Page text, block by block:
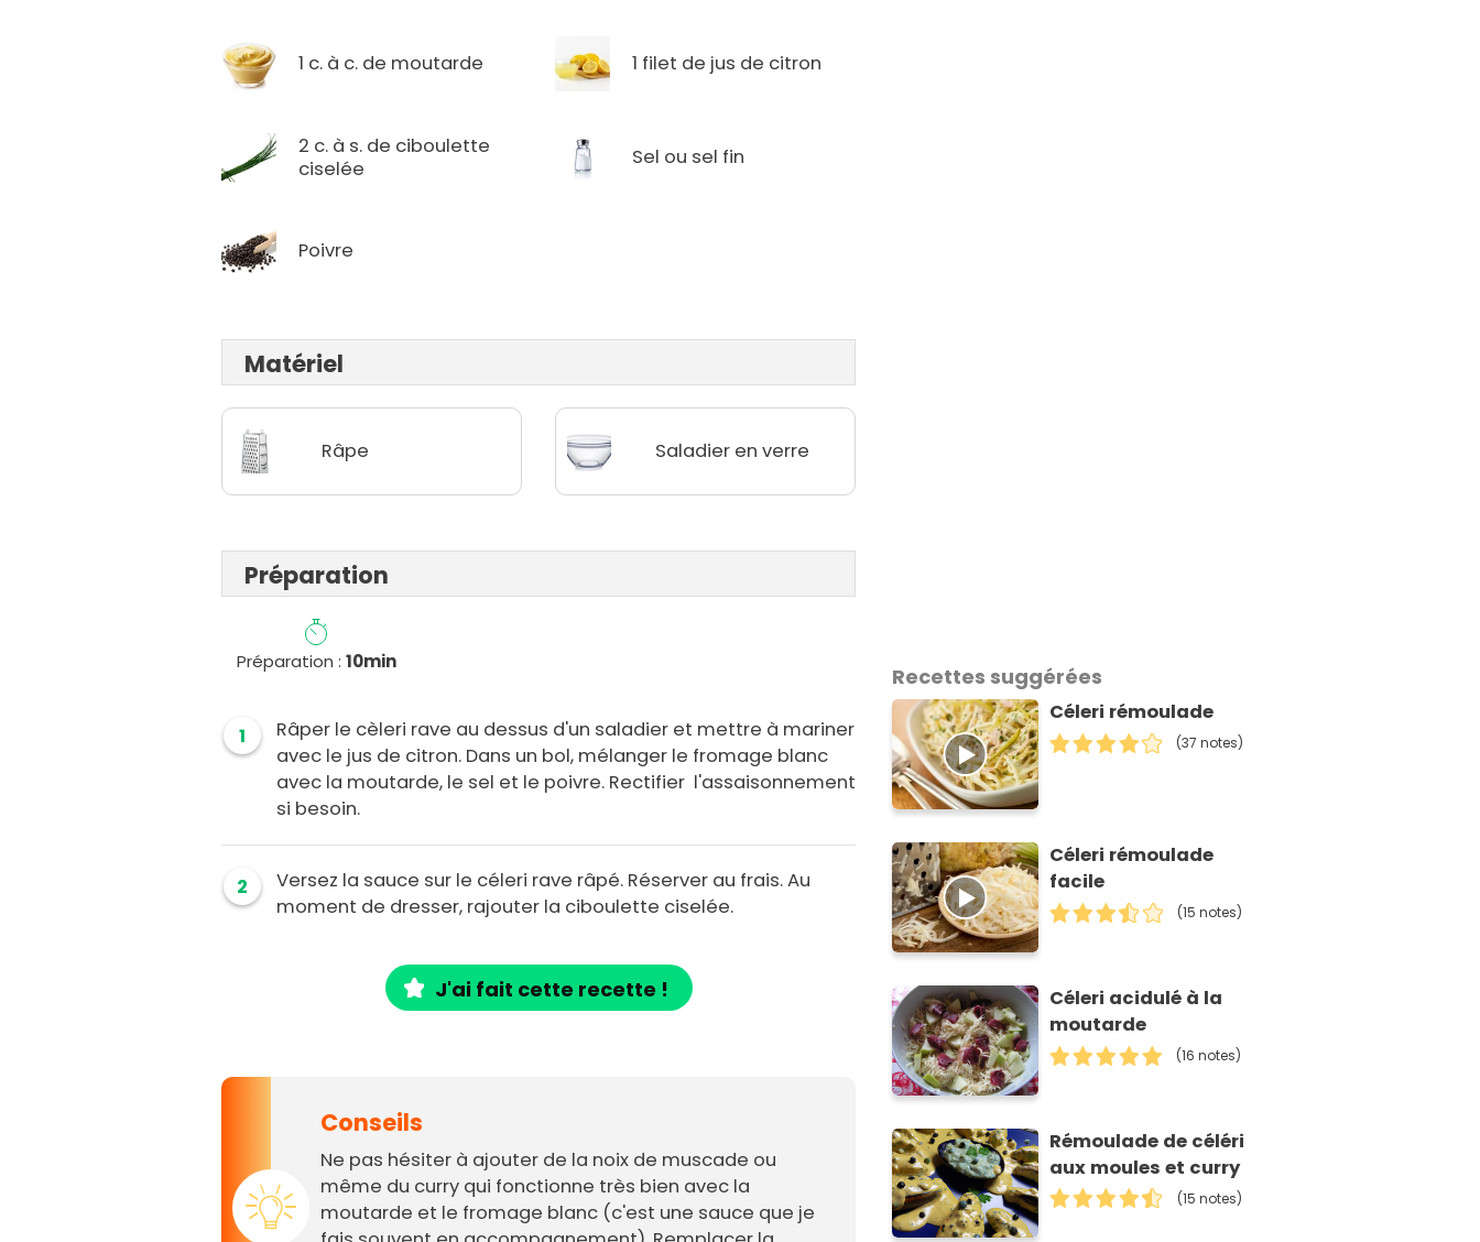
1 c. à c. de moutarde 1 filet de jus de citron
2 c. à s. de ciboulette
ciselée
Sel ou sel fin
Poivre
Matériel
Râpe Saladier en verre
Préparation
Préparation : 10min
1
Râper le cèleri rave au dessus d'un saladier et mettre à mariner
avec le jus de citron. Dans un bol, mélanger le fromage blanc
avec la moutarde, le sel et le poivre. Rectifier l'assaisonnement
si besoin.
2
Versez la sauce sur le céleri rave râpé. Réserver au frais. Au
moment de dresser, rajouter la ciboulette ciselée.
J'ai fait cette recette !
Conseils
Ne pas hésiter à ajouter de la noix de muscade ou
même du curry qui fonctionne très bien avec la
moutarde et le fromage blanc (c'est une sauce que je
Recettes suggérées
Céleri rémoulade
(37 notes)
Céleri rémoulade
facile
(15 notes)
Céleri acidulé à la
moutarde
(16 notes)
Rémoulade de céléri
aux moules et curry
(15 notes)